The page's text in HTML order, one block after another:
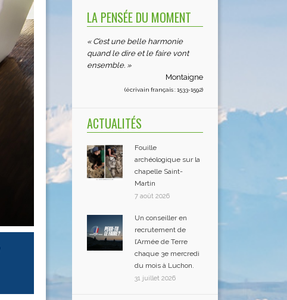
LA PENSÉE DU MOMENT
« C’est une belle harmonie
quand le dire et le faire vont
ensemble. »
Montaigne
(écrivain français : 1533-1592)
ACTUALITÉS
Fouille
archéologique sur la
chapelle Saint-
Martin
7 août 2026
Un conseiller en
recrutement de
l’Armée de Terre
chaque 3e mercredi
du mois à Luchon.
31 juillet 2026